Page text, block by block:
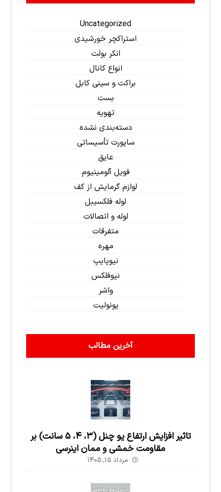
Uncategorized
استراکچر خورشیدی
انکر بولت
انواع کانال
براکت و سینی کابل
بست
تهویه
دسته‌بندی نشده
ساپورت تأسیساتی
عایق
فویل آلومینیوم
لوازم گرمایش از کف
لوله فلکسیبل
لوله و اتصالات
متفرقات
مهره
نیوپایپ
نیوفلکس
واشر
یونولیت
آخرین مطالب
تاثیر افزایش ارتفاع یو چنل (۳، ۴، ۵ سانت) بر
مقاومت خمشی و ممان اینرسی
مرداد ۱۵, ۱۴۰۵